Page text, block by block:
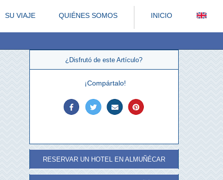
SU VIAJE QUIÉNES SOMOS INICIO
¿Disfrutó de este Artículo?
¡Compártalo!
RESERVAR UN HOTEL EN ALMUÑÉCAR